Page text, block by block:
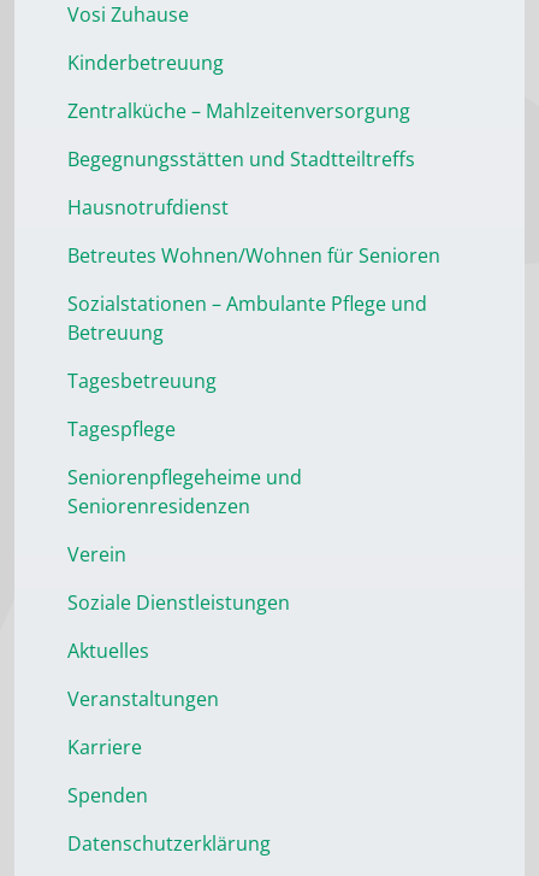
Vosi Zuhause
Kinderbetreuung
Zentralküche – Mahlzeitenversorgung
Begegnungsstätten und Stadtteiltreffs
Hausnotrufdienst
Betreutes Wohnen/Wohnen für Senioren
Sozialstationen – Ambulante Pflege und
Betreuung
Tagesbetreuung
Tagespflege
Seniorenpflegeheime und
Seniorenresidenzen
Verein
Soziale Dienstleistungen
Aktuelles
Veranstaltungen
Karriere
Spenden
Datenschutzerklärung